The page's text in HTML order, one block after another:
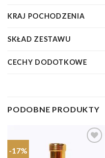
KRAJ POCHODZENIA
SKŁAD ZESTAWU
CECHY DODOTKOWE
PODOBNE PRODUKTY
-17%